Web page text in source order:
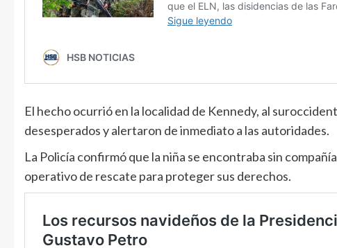
El hecho ocurrió en la localidad de Kennedy, al
desesperados y alertaron de inmediato a las autoridades.
La Policía confirmó que la niña se encontraba sin
operativo de rescate para proteger sus derechos.